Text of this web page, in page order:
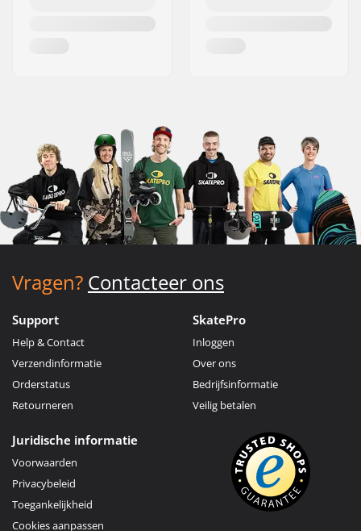
Vragen? Contacteer ons
Support
Help & Contact
Verzendinformatie
Orderstatus
Retourneren
SkatePro
Inloggen
Over ons
Bedrijfsinformatie
Veilig betalen
Juridische informatie
Voorwaarden
Privacybeleid
Toegankelijkheid
Cookies aanpassen